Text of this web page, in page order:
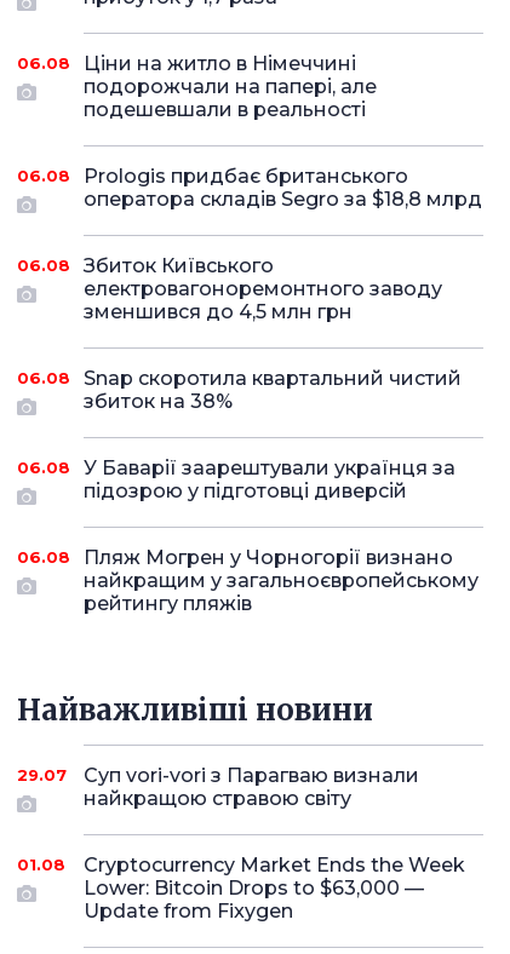
06.08
Ціни на житло в Німеччині
подорожчали на папері, але
подешевшали в реальності
06.08
Prologis придбає британського
оператора складів Segro за $18,8 млрд
06.08
Збиток Київського
електровагоноремонтного заводу
зменшився до 4,5 млн грн
06.08
Snap скоротила квартальний чистий
збиток на 38%
06.08
У Баварії заарештували українця за
підозрою у підготовці диверсій
06.08
Пляж Могрен у Чорногорії визнано
найкращим у загальноєвропейському
рейтингу пляжів
Найважливіші новини
29.07
Суп vori-vori з Парагваю визнали
найкращою стравою світу
01.08
Cryptocurrency Market Ends the Week
Lower: Bitcoin Drops to $63,000 —
Update from Fixygen